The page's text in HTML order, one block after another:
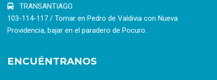
TRANSANTIAGO
103-114-117 / Tomar en Pedro de Valdivia con Nueva
Providencia, bajar en el paradero de Pocuro.
ENCUÉNTRANOS